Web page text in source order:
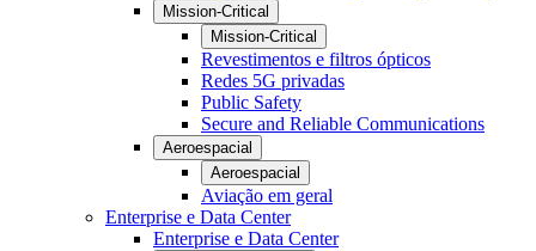
Mission-Critical
Mission-Critical
Revestimentos e filtros ópticos
Redes 5G privadas
Public Safety
Secure and Reliable Communications
Aeroespacial
Aeroespacial
Aviação em geral
Enterprise e Data Center
Enterprise e Data Center